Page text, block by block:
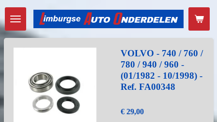
Ga
direct
naar
de
hoofdinhoud
VOLVO - 740 / 760 /
780 / 940 / 960 -
(01/1982 - 10/1998) -
Ref. FA00348
€ 29,00